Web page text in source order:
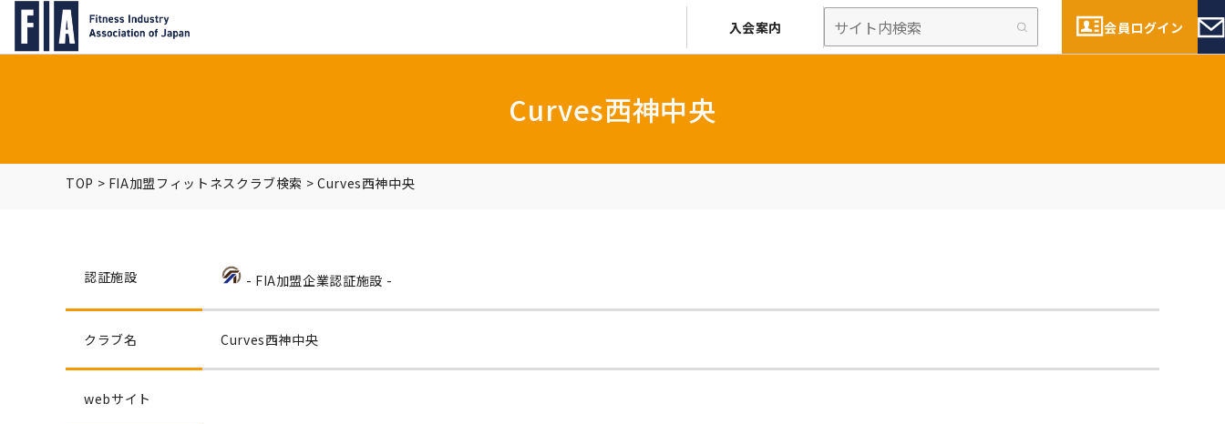
入会案内 会員ログイン
Curves西神中央
TOP > FIA加盟フィットネスクラブ検索 >Curves西神中央
認証施設 - FIA加盟企業認証施設 -
クラブ名 Curves西神中央
webサイト